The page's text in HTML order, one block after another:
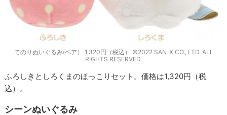
てのりぬいぐるみ(ペア） 1,320円（税込） ©2022 SAN-X CO., LTD. ALL
RIGHTS RESERVED.
ふろしきとしろくまのほっこりセット。価格は1,320円（税
込）。
シーンぬいぐるみ